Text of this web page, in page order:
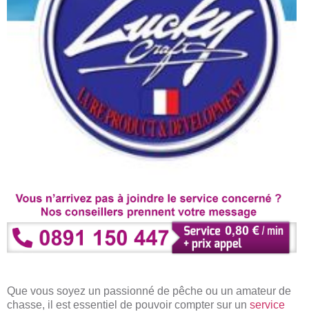
Que vous soyez un passionné de pêche ou un amateur de
chasse, il est essentiel de pouvoir compter sur un service